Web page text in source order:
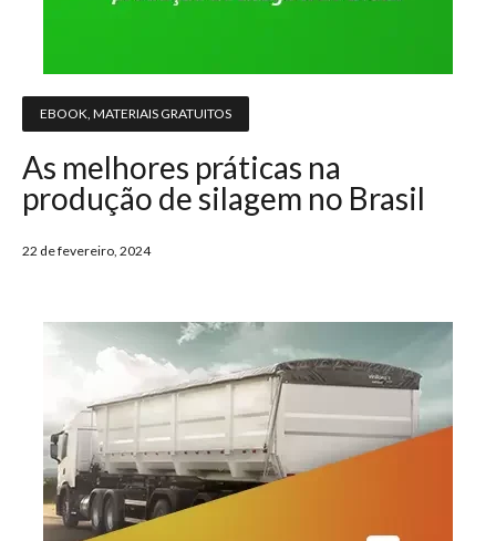
EBOOK MATERIAIS GRATUITOS
As melhores práticas na
produção de silagem no Brasil
22 de fevereiro, 2024